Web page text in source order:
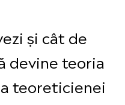
și cât de
devine teoria
teoreticienei